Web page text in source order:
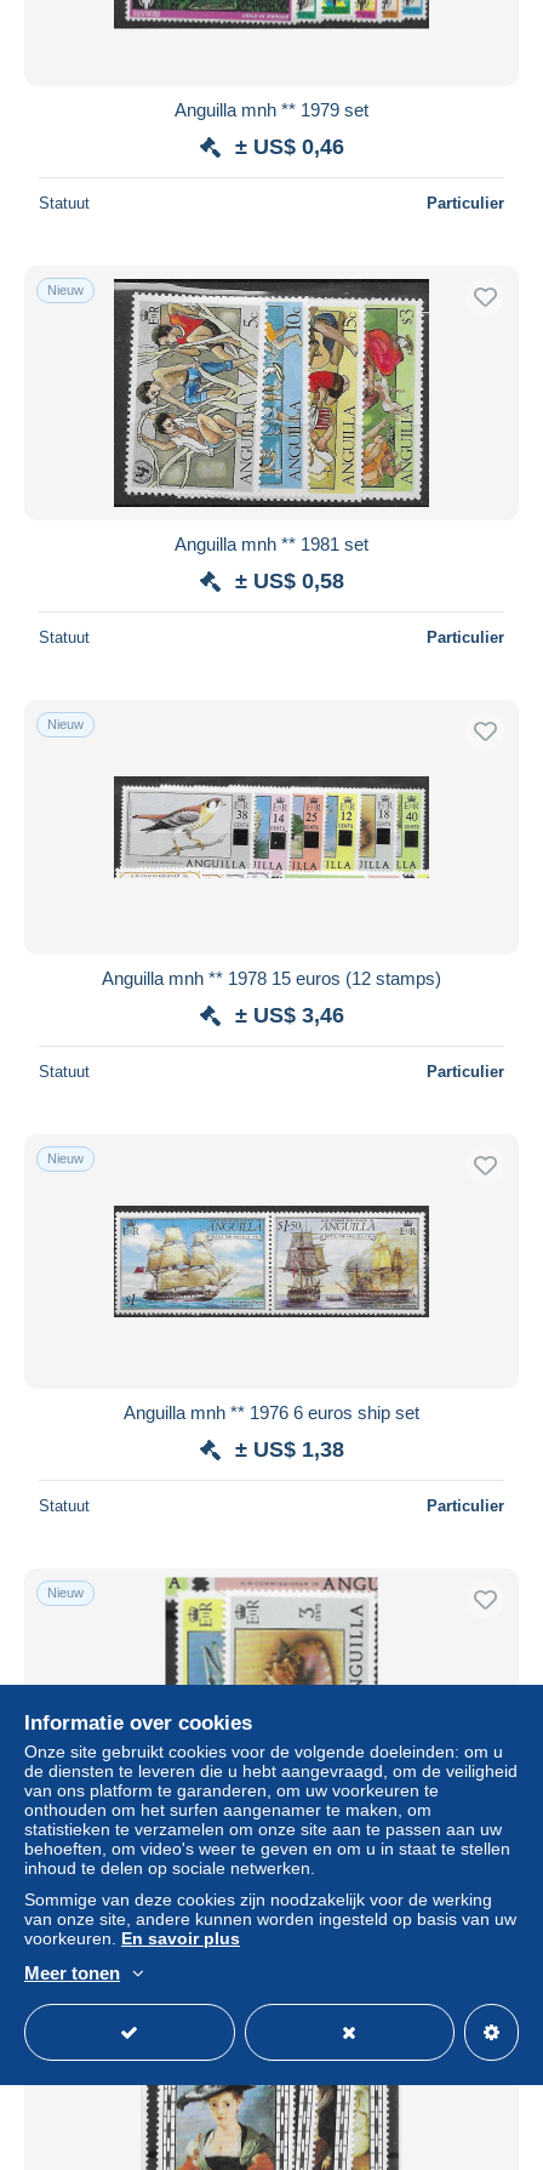
Anguilla mnh ** 1979 set
± US$ 0,46
Statuut Particulier
Nieuw
Anguilla mnh ** 1981 set
± US$ 0,58
Statuut Particulier
Nieuw
Anguilla mnh ** 1978 15 euros (12 stamps)
± US$ 3,46
Statuut Particulier
Nieuw
Anguilla mnh ** 1976 6 euros ship set
± US$ 1,38
Statuut Particulier
Nieuw
Anguilla mnh ** 1977 fish barracuda shell set
Statuut
Informatie over cookies
Onze site gebruikt cookies voor de volgende doeleinden: om u
de diensten te leveren die u hebt aangevraagd, om de veiligheid
van ons platform te garanderen, om uw voorkeuren te
onthouden om het surfen aangenamer te maken, om
statistieken te verzamelen om onze site aan te passen aan uw
behoeften, om video's weer te geven en om u in staat te stellen
inhoud te delen op sociale netwerken.
Sommige van deze cookies zijn noodzakelijk voor de werking
van onze site, andere kunnen worden ingesteld op basis van uw
voorkeuren. En savoir plus
Meer tonen